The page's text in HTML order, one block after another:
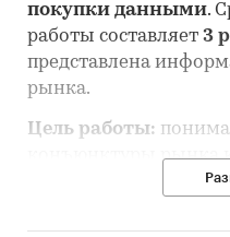
покупки данными.
работы составляет 3
представлена
рынка.
Цель работы:
конъюнктуры рынка
перспектив его